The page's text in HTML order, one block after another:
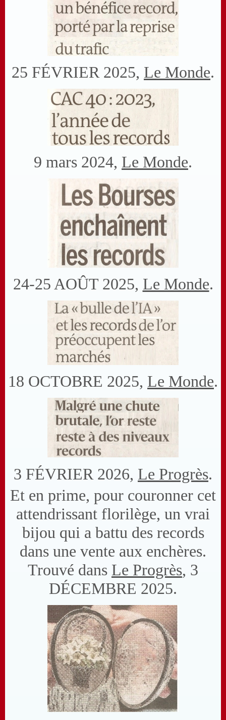
25 FÉVRIER 2025, Le Monde.
9 mars 2024, Le Monde.
24-25 AOÛT 2025, Le Monde.
18 OCTOBRE 2025, Le Monde.
3 FÉVRIER 2026, Le Progrès.
Et en prime, pour couronner cet
attendrissant florilège, un vrai
bijou qui a battu des records
dans une vente aux enchères.
Trouvé dans Le Progrès, 3
DÉCEMBRE 2025.